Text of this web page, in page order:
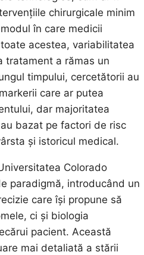
chirurgicale minim
în care medicii
acestea, variabilitatea
tratament a rămas un
timpului, cercetătorii au
care ar putea
dar majoritatea
bazat pe factori de risc
și istoricul medical.
Colorado
paradigmă, introducând un
care își propune să
ci și biologia
pacient. Această
mai detaliată a stării